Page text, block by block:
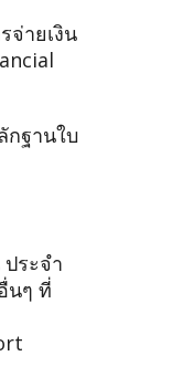
จ่ายเงิน
กฐานใบ
ระจำ
นๆ ที่